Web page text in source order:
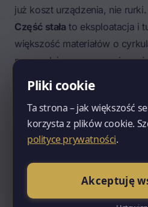
już koszt urządzenia, nie rurki.
Część stała to eksploatacja i
większość materiałów o
poprzednim: wszyscy piszą,
żarówka. To prawda i to jest
Zacznijmy od pompki.
popularnej pompy
jednorodzinnegoi
pobór mocy 3–5 W, pobór
do około 0,4 m³/h. Przy
dziennie to 9–15 kWh
Pliki cookie
Ta strona – jak większość
korzysta z plików cookie.
polityce prywatności.
Akceptuję